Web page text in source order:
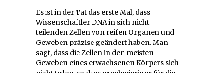
Es ist in der Tat das erste Mal, dass
Wissenschaftler DNA in sich nicht
teilenden Zellen von reifen Organen und
Geweben präzise geändert haben. Man
sagt, dass die Zellen in den meisten
Geweben eines erwachsenen Körpers sich